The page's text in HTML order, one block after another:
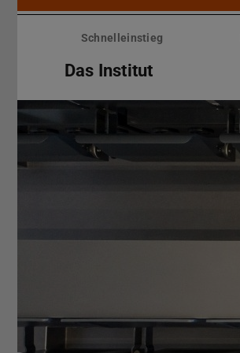
Menü
überspringenSchnelleinstieg
Das Institut